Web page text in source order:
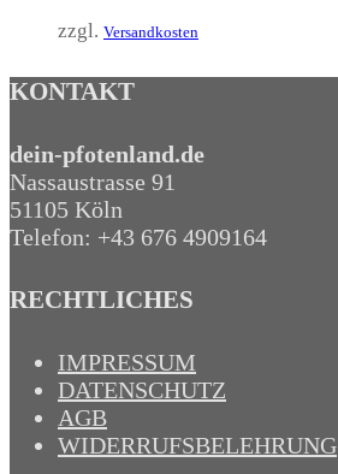
zzgl. Versandkosten
KONTAKT
dein-pfotenland.de
Nassaustrasse 91
51105 Köln
Telefon: +43 676 4909164‬
RECHTLICHES
IMPRESSUM
DATENSCHUTZ
AGB
WIDERRUFSBELEHRUNG